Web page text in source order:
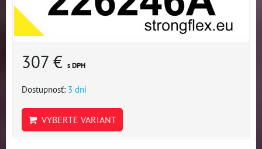
307 € s DPH
Dostupnosť: 3 dni
VYBERTE VARIANT